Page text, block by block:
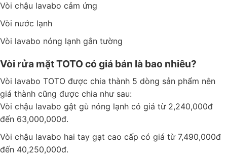
Vòi chậu lavabo cảm ứng
Vòi nước lạnh
Vòi lavabo nóng lạnh gắn tường
Vòi rửa mặt TOTO có giá bán là bao nhiêu?
Vòi lavabo TOTO được chia thành 5 dòng sản phẩm nên
giá thành cũng được chia như sau:
Vòi chậu lavabo gật gù nóng lạnh có giá từ 2,240,000đ
đến 63,000,000đ.
Vòi chậu lavabo hai tay gạt cao cấp có giá từ 7,490,000đ
đến 40,250,000đ.